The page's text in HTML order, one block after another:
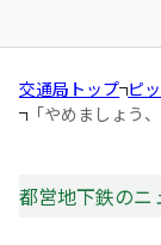
交通局トップ ピ
「やめましょう
都営地下鉄のニ